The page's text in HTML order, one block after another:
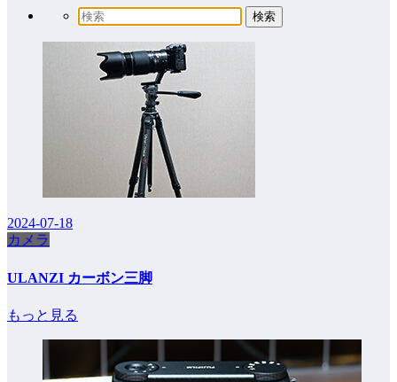
2024-07-18
カメラ
ULANZI カーボン三脚
もっと見る